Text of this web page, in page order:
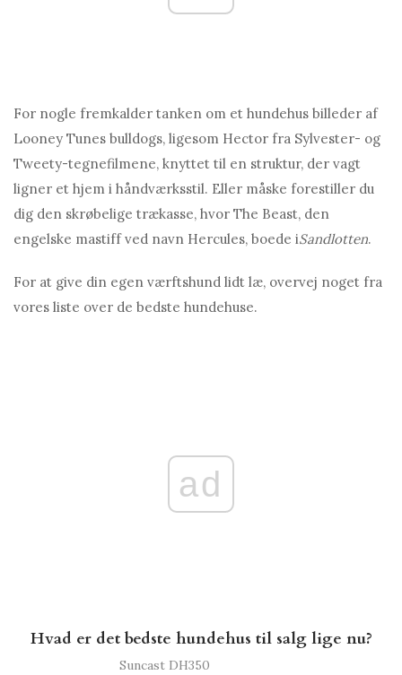
For nogle fremkalder tanken om et hundehus billeder af
Looney Tunes bulldogs, ligesom Hector fra Sylvester- og
Tweety-tegnefilmene, knyttet til en struktur, der vagt
ligner et hjem i håndværksstil. Eller måske forestiller du
dig den skrøbelige trækasse, hvor The Beast, den
engelske mastiff ved navn Hercules, boede iSandlotten.
For at give din egen værftshund lidt læ, overvej noget fra
vores liste over de bedste hundehuse.
ad
Hvad er det bedste hundehus til salg lige nu?
Suncast DH350